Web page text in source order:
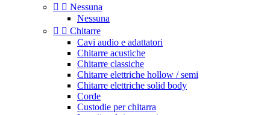
  Nessuna
Nessuna
  Chitarre
Cavi audio e adattatori
Chitarre acustiche
Chitarre classiche
Chitarre elettriche hollow / semi
Chitarre elettriche solid body
Corde
Custodie per chitarra